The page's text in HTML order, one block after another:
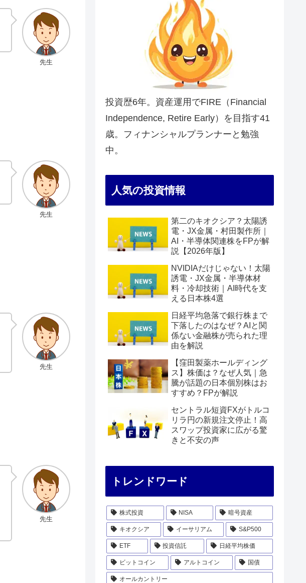
先生
先生
先生
先生
投資歴6年。資産運用でFIRE（Financial
Independence, Retire Early）を目指す41
歳。フィナンシャルプランナーと勉強
中。
人気の投資情報
第二のキオクシア？太陽誘
電・JX金属・村田製作所｜
AI・半導体関連株をFPが解
説【2026年版】
NVIDIAだけじゃない！太陽
誘電・JX金属・半導体材
料・冷却技術｜AI時代を支
える日本株4選
日経平均急落で銀行株まで
下落したのはなぜ？AIと関
係ない金融株が売られた理
由を解説
【窪田製薬ホールディング
ス】株価は？なぜ人気｜急
騰が話題の日本個別株はお
すすめ？FPが解説
セントラル短資FXがトルコ
リラ円の新規注文停止！高
スワップ投資家に広がる驚
きと不安の声
トレンドワード
株式投資 NISA 暗号資産
キオクシア イーサリアム S&P500
ETF 投資信託 日経平均株価
ビットコイン アルトコイン 国債
オールカントリー